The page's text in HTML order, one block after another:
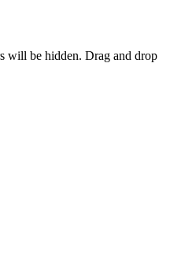
will be hidden. Drag and drop